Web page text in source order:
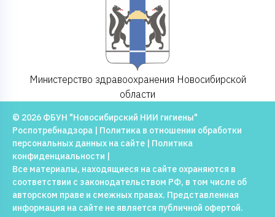
Министерство здравоохранения Новосибирской
области
© 2026 ФБУН "Новосибирский НИИ гигиены"
Роспотребнадзора | Политика в отношении обработки
персональных данных на сайте | Политика
конфиденциальности |
Все материалы, находящиеся на сайте охраняются в
соответствии с законодательством РФ, в том числе об
авторском праве и смежных правах. Представленная
информация на сайте не является публичной офертой.